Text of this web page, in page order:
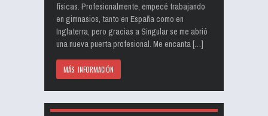
físicas. Profesionalmente, empecé trabajando
en gimnasios, tanto en España como en
Inglaterra, pero gracias a Singular se me abrió
una nueva puerta profesional. Me encanta […]
MÁS INFORMACIÓN